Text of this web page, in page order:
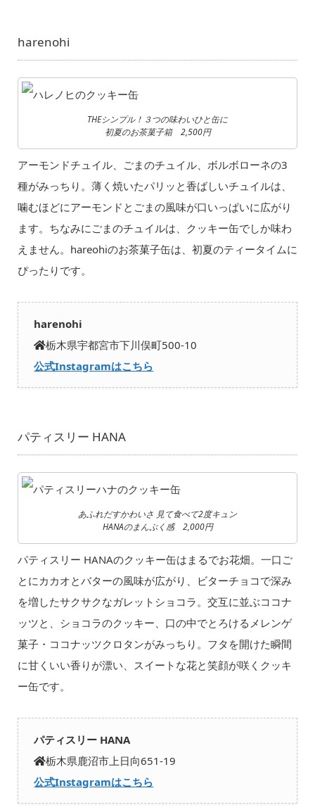
harenohi
THEシンプル！３つの味わいひと缶に
初夏のお茶菓子箱 2,500円
アーモンドチュイル、ごまのチュイル、ボルボローネの3
種がみっちり。薄く焼いたパリッと香ばしいチュイルは、
噛むほどにアーモンドとごまの風味が口いっぱいに広がり
ます。ちなみにごまのチュイルは、クッキー缶でしか味わ
えません。hareohiのお茶菓子缶は、初夏のティータイムに
ぴったりです。
harenohi
栃木県宇都宮市下川俣町500-10
公式Instagramはこちら
パティスリー HANA
あふれだすかわいさ 見て食べて2度キュン
HANAのまんぷく感 2,000円
パティスリー HANAのクッキー缶はまるでお花畑。一口ご
とにカカオとバターの風味が広がり、ビターチョコで深み
を増したサクサクなガレットショコラ。交互に並ぶココナ
ッツと、ショコラのクッキー、口の中でとろけるメレンゲ
菓子・ココナッツクロタンがみっちり。フタを開けた瞬間
に甘くいい香りが漂い、スイートな花と笑顔が咲くクッキ
ー缶です。
パティスリー HANA
栃木県鹿沼市上日向651-19
公式Instagramはこちら